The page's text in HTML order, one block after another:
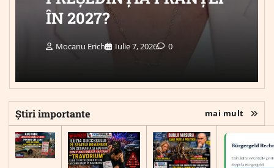
ÎN 2027?
Mocanu Erich Iulie 7, 2026 0
Știri importante mai mult